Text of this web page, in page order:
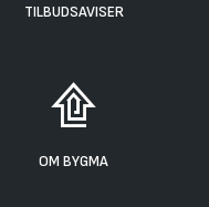
TILBUDSAVISER
OM BYGMA